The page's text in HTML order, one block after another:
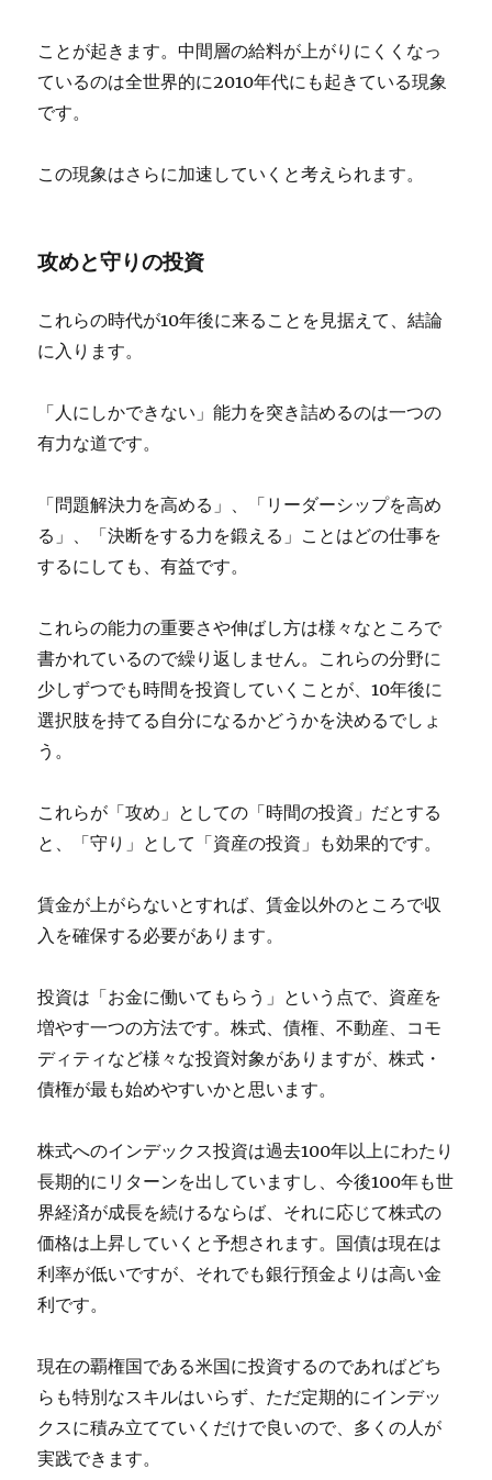
ことが起きます。中間層の給料が上がりにくくなっ
ているのは全世界的に2010年代にも起きている現象
です。
この現象はさらに加速していくと考えられます。
攻めと守りの投資
これらの時代が10年後に来ることを見据えて、結論
に入ります。
「人にしかできない」能力を突き詰めるのは一つの
有力な道です。
「問題解決力を高める」、「リーダーシップを高め
る」、「決断をする力を鍛える」ことはどの仕事を
するにしても、有益です。
これらの能力の重要さや伸ばし方は様々なところで
書かれているので繰り返しません。 これらの分野に
少しずつでも時間を投資していくことが、10年後に
選択肢を持てる自分になるかどうかを決めるでしょ
う。
これらが 「攻め」としての「時間の投資」 だとする
と、
「守り」として「資産の投資」 も効果的です。
賃金が上がらないとすれば、賃金以外のところで収
入を確保する必要があります。
投資は「お金に働いてもらう」という点で、資産を
増やす一つの方法です。株式、債権、不動産、コモ
ディティなど様々な投資対象がありますが、株式・
債権が最も始めやすいかと思います。
株式へのインデックス投資は過去100年以上にわたり
長期的にリターンを出していますし、今後100年も世
界経済が成長を続けるならば、それに応じて株式の
価格は上昇していくと予想されます。国債は現在は
利率が低いですが、それでも銀行預金よりは高い金
利です。
現在の覇権国である米国に投資するのであればどち
らも特別なスキルはいらず、ただ定期的にインデッ
クスに積み立てていくだけで良いので、多くの人が
実践できます。